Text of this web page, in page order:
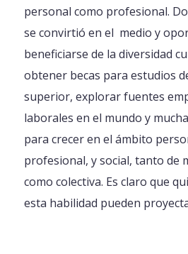
personal como profesional.
se convirtió en el medio y
beneficiarse de la diversidad
obtener becas para estudios
superior, explorar fuentes
laborales en el mundo y
para crecer en el ámbito
profesional, y social, tanto de
como colectiva. Es claro que
esta habilidad pueden